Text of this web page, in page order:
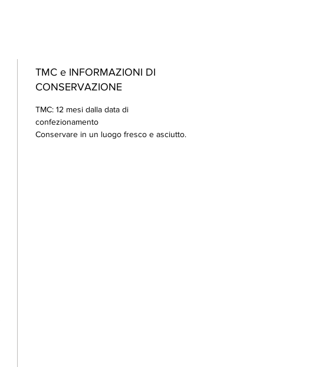
TMC e INFORMAZIONI DI
CONSERVAZIONE
TMC: 12 mesi dalla data di
confezionamento
Conservare in un luogo fresco e asciutto.